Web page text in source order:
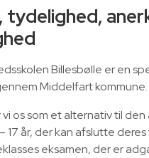
Billesbølle er en
Middelfart kommune.
os som et alternativ til
17 år, der kan afslutte
eksamen, der er